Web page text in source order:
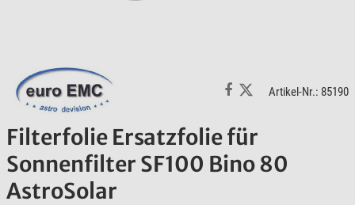
Artikel-Nr.: 85190
Filterfolie Ersatzfolie für
Sonnenfilter SF100 Bino 80
AstroSolar